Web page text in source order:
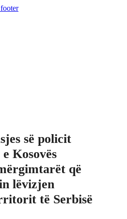
së policit
Kosovës
që
lëvizjen
të Serbisë